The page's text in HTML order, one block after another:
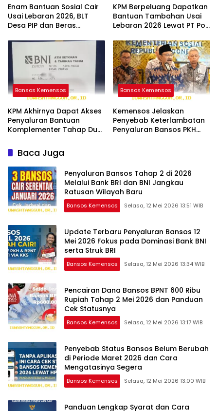
Enam Bantuan Sosial Cair
Usai Lebaran 2026, BLT
Desa PIP dan Beras
KPM Berpeluang Dapatkan
Bantuan Tambahan Usai
Lebaran 2026 Lewat PT Pos
Lanjutan
Bansos Kemensos
KPM Akhirnya Dapat Akses
Penyaluran Bantuan
Komplementer Tahap Dua
Minggu Ini
Bansos Kemensos
Kemensos Jelaskan
Penyebab Keterlambatan
Penyaluran Bansos PKH
Baca Juga
Penyaluran Bansos Tahap 2 di 2026
Melalui Bank BRI dan BNI Jangkau
Ratusan Wilayah Baru
Bansos Kemensos Selasa, 12 Mei 2026 13:51 WIB
Update Terbaru Penyaluran Bansos 12
Mei 2026 Fokus pada Dominasi Bank BNI
serta Struk BRI
Bansos Kemensos Selasa, 12 Mei 2026 13:34 WIB
Pencairan Dana Bansos BPNT 600 Ribu
Rupiah Tahap 2 Mei 2026 dan Panduan
Cek Statusnya
Bansos Kemensos Selasa, 12 Mei 2026 13:17 WIB
Penyebab Status Bansos Belum Berubah
di Periode Maret 2026 dan Cara
Mengatasinya Segera
Bansos Kemensos Selasa, 12 Mei 2026 13:00 WIB
Panduan Lengkap Syarat dan Cara